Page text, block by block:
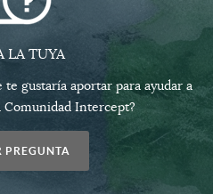
LA TUYA
gustaría aportar para ayudar a
Comunidad Intercept?
PREGUNTA